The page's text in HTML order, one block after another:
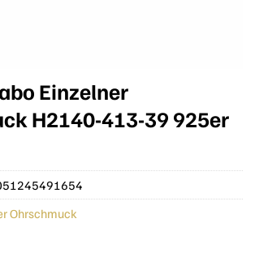
Einzelner
H2140-413-39 925er
Ohrschmuck